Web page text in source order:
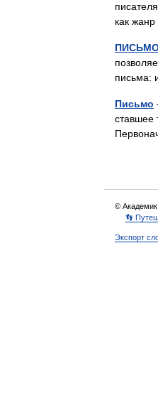
как
письма:
Письмо
ставшее
©
👣
Экспорт